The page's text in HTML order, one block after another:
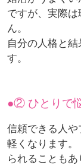
ですが、実際
ん。
自分の人格と
す。
② ひとりで
信頼できる人
軽くなります
られることもあ